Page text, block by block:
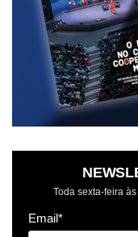
Toda sexta-feira
Email*